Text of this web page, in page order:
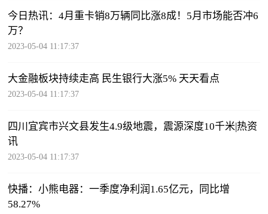
今日热讯：4月重卡销8万辆同比涨8成！5月市场能否冲6
万？
2023-05-04 11:17:37
大金融板块持续走高 民生银行大涨5% 天天看点
2023-05-04 11:17:37
四川宜宾市兴文县发生4.9级地震，震源深度10千米|热资
讯
2023-05-04 11:17:37
快播：小熊电器：一季度净利润1.65亿元，同比增
58.27%